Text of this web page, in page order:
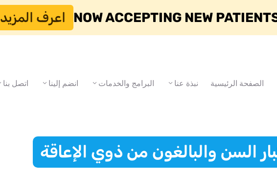
الصفحة الرئيسية نبذة عنا البرامج والخدمات انضم إلينا اتصل بنا
السن والبالغون من ذوي الإعاقة
NOW ACCEPTING NEW اعرف المزيد